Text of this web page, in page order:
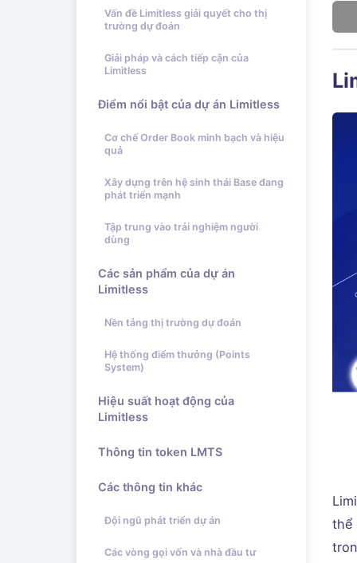
Vấn đề Limitless giải quyết cho thị
trường dự đoán
Giải pháp và cách tiếp cận của
Limitless
Điểm nổi bật của dự án Limitless
Cơ chế Order Book minh bạch và hiệu
quả
Xây dựng trên hệ sinh thái Base đang
phát triển mạnh
Tập trung vào trải nghiệm người
dùng
Các sản phẩm của dự án
Limitless
Nền tảng thị trường dự đoán
Hệ thống điểm thưởng (Points
System)
Hiệu suất hoạt động của
Limitless
Thông tin token LMTS
Các thông tin khác
Đội ngũ phát triển dự án
Các vòng gọi vốn và nhà đầu tư
thể